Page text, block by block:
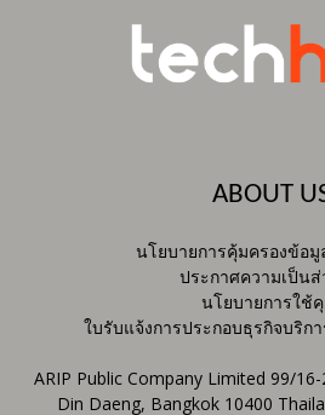
ABOUT
นโยบายการคุ้มครองข้อ
ประกาศความเป็น
นโยบายการใช้
ใบรับแจ้งการประกอบธุรกิจบริก
ARIP Public Company Limited 99/
Din Daeng, Bangkok 10400